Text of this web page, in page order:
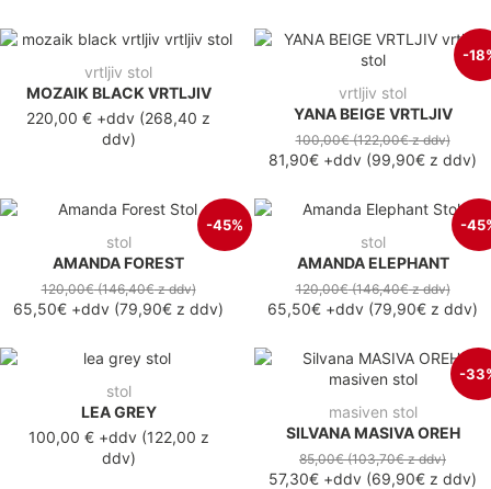
vrtljiv stol
MOZAIK BLACK VRTLJIV
220,00 € +ddv (268,40 z
ddv)
-
vrtljiv stol
YANA BEIGE VRTLJIV
100,00€(122,00€z ddv)
81,90€ +ddv (99,90€ z ddv)
-45%
stol
AMANDA FOREST
120,00€(146,40€z ddv)
65,50€ +ddv (79,90€ z ddv)
-
stol
AMANDA ELEPHANT
120,00€(146,40€z ddv)
65,50€ +ddv (79,90€ z ddv)
stol
LEA GREY
100,00 €+ddv(122,00 z
ddv)
-
masiven stol
SILVANA MASIVA OREH
85,00€(103,70€z ddv)
57,30€ +ddv (69,90€ z ddv)